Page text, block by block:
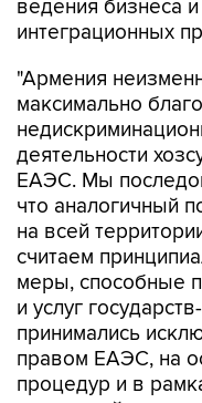
"Армения
деятельности
ЕАЭС. Мы
что аналогичный
на всей
считаем
меры, способные
и услуг
принимались
правом ЕАЭС, на
процедур и в
взаимодействия
органами", -